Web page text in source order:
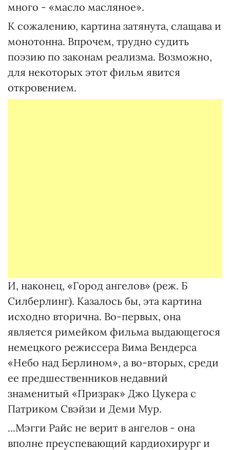
много - «масло масляное».
К сожалению, картина затянута, слащава и
монотонна. Впрочем, трудно судить
поэзию по законам реализма. Возможно,
для некоторых этот фильм явится
откровением.
И, наконец, «Город ангелов» (реж. Б
Силберлинг). Казалось бы, эта картина
исходно вторична. Во-первых, она
является римейком фильма выдающегося
немецкого режиссера Вима Вендерса
«Небо над Берлином», а во-вторых, среди
ее предшественников недавний
знаменитый «Призрак» Джо Цукера с
Патриком Свэйзи и Деми Мур.
...Мэгги Райс не верит в ангелов - она
вполне преуспевающий кардиохирург и